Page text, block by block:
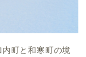
内町と和寒町の境